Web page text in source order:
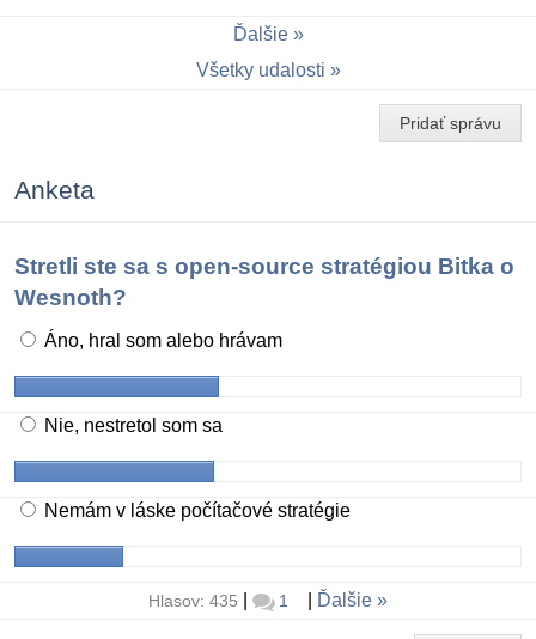
Ďalšie
Všetky udalosti
Pridať správu
Anketa
Stretli ste sa s open-source stratégiou Bitka o
Wesnoth?
Áno, hral som alebo hrávam
Nie, nestretol som sa
Nemám v láske počítačové stratégie
Hlasov: 435 1 Ďalšie